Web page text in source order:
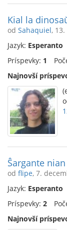
Kial la
od Sahaquiel,
Jazyk: Esperanto
Príspevky: 1
Najnovší
Ŝargante
od flipe, 7.
Jazyk: Esperanto
Príspevky: 2
Najnovší